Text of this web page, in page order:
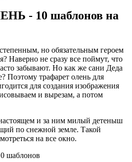
- 10 шаблонов на
но обязательным героем
Наверно не сразу все поймут, что
забывают. Но как же сани Деда
Поэтому трафарет олень для
для создания изображения
и вырезам, а потом
и за ним милый детеныш
по снежной земле. Такой
на все окно.